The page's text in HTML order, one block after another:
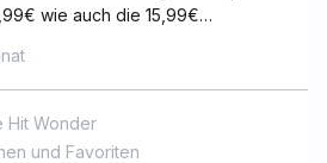
wie auch die 15,99€
ich bekomme dann anteilig den
weil per sofort das Duo-Abo
mich wenden?
Hit Wonder
und Favoriten